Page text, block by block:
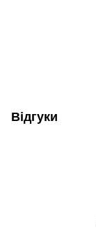
Відгуки